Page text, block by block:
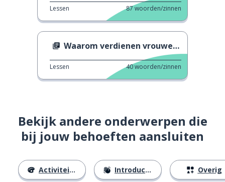
Lessen 87woorden/zinnen
Waarom verdienen vrouwen minder dan mannen?
Lessen 40woorden/zinnen
Bekijk andere onderwerpen die
bij jouw behoeften aansluiten
Activiteiten Introducties Overig